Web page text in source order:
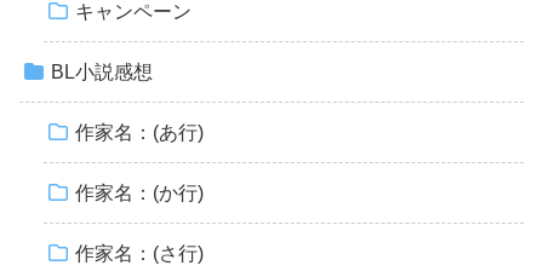
キャンペーン
BL小説感想
作家名：(あ行)
作家名：(か行)
作家名：(さ行)